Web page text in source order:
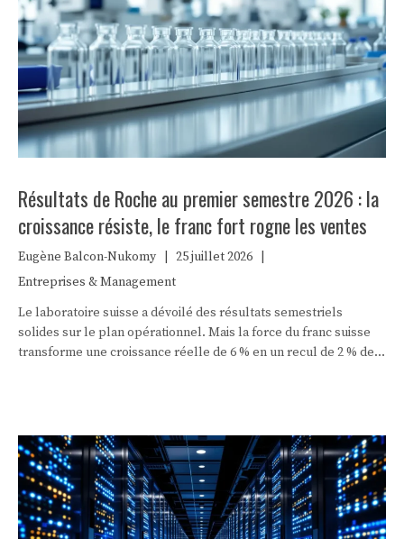
Résultats de Roche au premier semestre 2026 : la
croissance résiste, le franc fort rogne les ventes
Eugène Balcon-Nukomy 25 juillet 2026
Entreprises & Management
Le laboratoire suisse a dévoilé des résultats semestriels
solides sur le plan opérationnel. Mais la force du franc suisse
transforme une croissance réelle de 6 % en un recul de 2 % des